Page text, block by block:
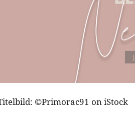
©Primorac91 on iStock